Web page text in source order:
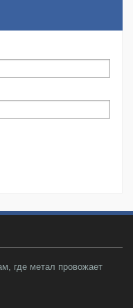
где метал провожает